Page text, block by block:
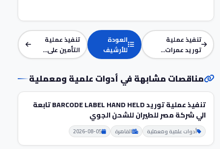
تنفيذ عملية
توريد عمرات...
العودة
للأرشيف
تنفيذ عملية
التأمين على...
مناقصات مشابهة في أدوات علمية ومعملية
تنفيذ عملية توريد BARCODE LABEL HAND HELD تابعة
الي شركة مصر للطيران للشحن الجوي
أدوات علمية ومعملية القاهرة 2026-08-05